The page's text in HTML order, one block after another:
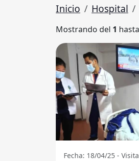
Inicio Hospital
Mostrando del 1
Fecha: 18/04/25 -